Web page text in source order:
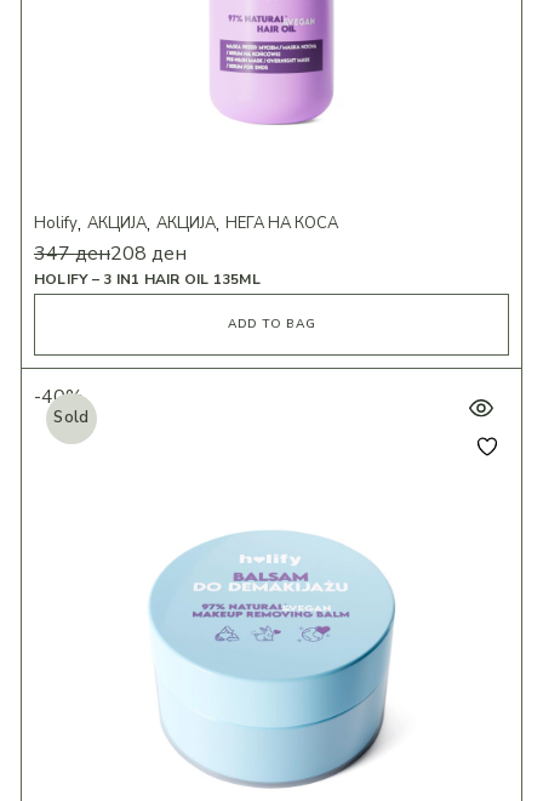
HOLIFY – 3 IN1 HAIR OIL 135ML
Holify АКЦИЈА АКЦИЈА НЕГА НА КОСА
347ден208 ден
ADD TO BAG
-40%
Sold